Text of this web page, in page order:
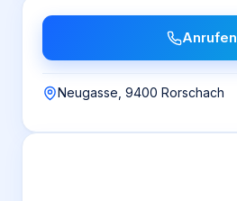
Anrufen
Neugasse, 9400 Rorschach